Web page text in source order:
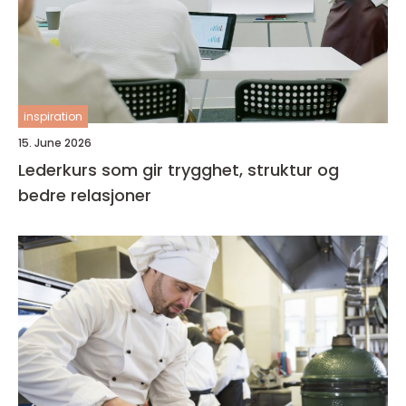
inspiration
15. June 2026
Lederkurs som gir trygghet, struktur og
bedre relasjoner